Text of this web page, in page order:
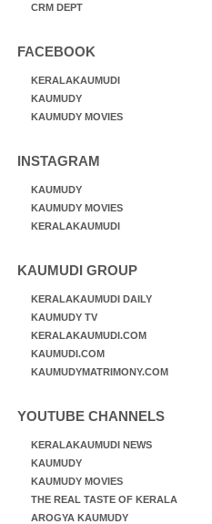
CRM DEPT
FACEBOOK
KERALAKAUMUDI
KAUMUDY
KAUMUDY MOVIES
INSTAGRAM
KAUMUDY
KAUMUDY MOVIES
KERALAKAUMUDI
KAUMUDI GROUP
KERALAKAUMUDI DAILY
KAUMUDY TV
KERALAKAUMUDI.COM
KAUMUDI.COM
KAUMUDYMATRIMONY.COM
YOUTUBE CHANNELS
KERALAKAUMUDI NEWS
KAUMUDY
KAUMUDY MOVIES
THE REAL TASTE OF KERALA
AROGYA KAUMUDY